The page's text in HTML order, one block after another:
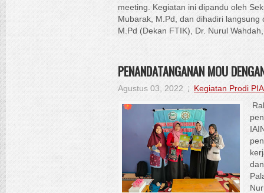
meeting. Kegiatan ini dipandu oleh
Mubarak, M.Pd, dan dihadiri langsung
M.Pd (Dekan FTIK), Dr. Nurul
PENANDATANGANAN MOU
Agustus 03, 2022
Kegiatan Prodi